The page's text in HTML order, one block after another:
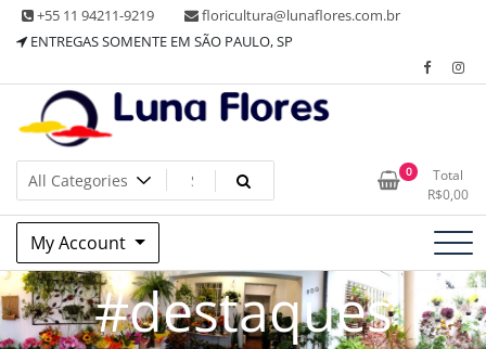
Skip +55 11 94211-9219
floricultura@lunaflores.com.br
ENTREGAS SOMENTE EM SÃO PAULO, SP
Floricultura Luna Flores – Vila
Mariana, SP – Presentes e
Decorações
Floricultura tradicional, vende flores naturais arranjos, buques
e muito mais
0
Total
R$0,00
My Account
#destaques